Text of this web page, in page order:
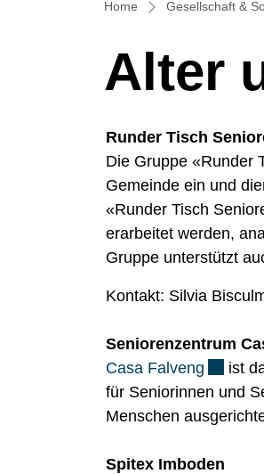
Home Gesellschaft &
Alter
Runder Tisch
Die Gruppe «Runder
Gemeinde ein und
«Runder Tisch
erarbeitet werden,
Gruppe unterstützt
Kontakt: Silvia
Seniorenzentrum
Casa Falveng
ist
für Seniorinnen und
Menschen
Spitex Imboden